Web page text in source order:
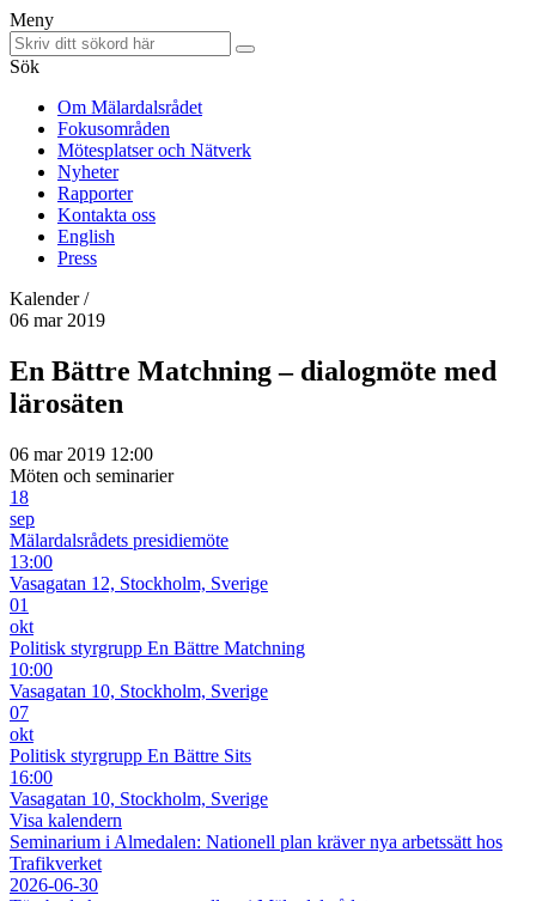
Meny
Sök
Om Mälardalsrådet
Fokusområden
Mötesplatser och Nätverk
Nyheter
Rapporter
Kontakta oss
English
Press
Kalender /
06 mar 2019
En Bättre Matchning – dialogmöte med
lärosäten
06 mar 2019 12:00
Möten och seminarier
18
sep
Mälardalsrådets presidiemöte
13:00
Vasagatan 12, Stockholm, Sverige
01
okt
Politisk styrgrupp En Bättre Matchning
10:00
Vasagatan 10, Stockholm, Sverige
07
okt
Politisk styrgrupp En Bättre Sits
16:00
Vasagatan 10, Stockholm, Sverige
Visa kalendern
Seminarium i Almedalen: Nationell plan kräver nya arbetssätt hos
Trafikverket
2026-06-30